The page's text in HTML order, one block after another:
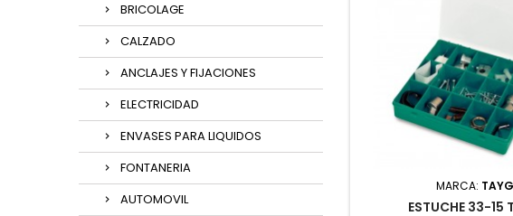
BRICOLAGE
CALZADO
ANCLAJES Y FIJACIONES
ELECTRICIDAD
ENVASES PARA LIQUIDOS
FONTANERIA
AUTOMOVIL
MARCA: TAYG
ESTUCHE 33-15